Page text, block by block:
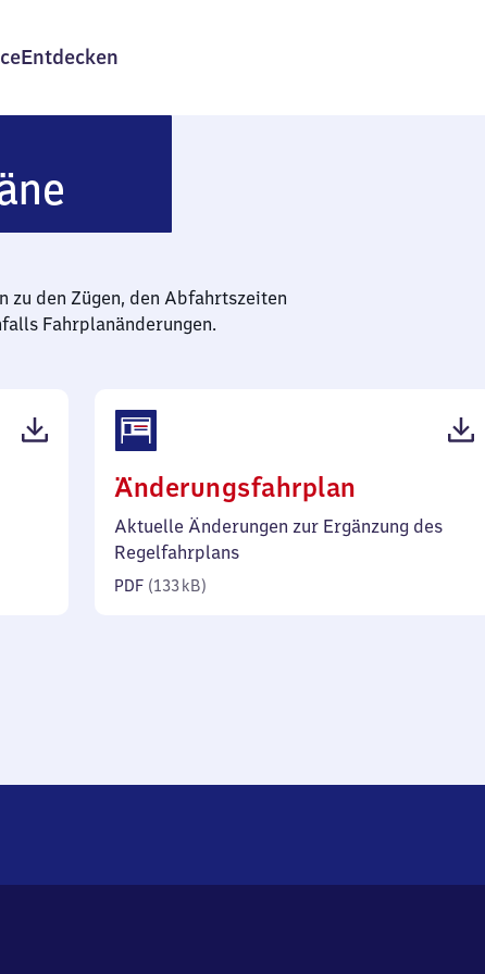
Entdecken
den Zügen, den Abfahrtszeiten
Fahrplanänderungen.
Änderungsfahrplan
133
Aktuelle Änderungen zur Ergänzung des
Regelfahrplans
PDF (133 kB)